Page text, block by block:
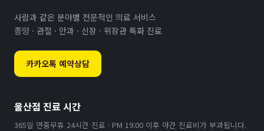
사람과 같은 분야별 전문적인 의료 서비스
종양 · 관절 · 안과 · 신장 · 위장관 특화 진료
카카오톡 예약상담
울산점 진료 시간
365일 연중무휴 24시간 진료 · PM 19:00 이후 야간 진료비가 부과됩니다.